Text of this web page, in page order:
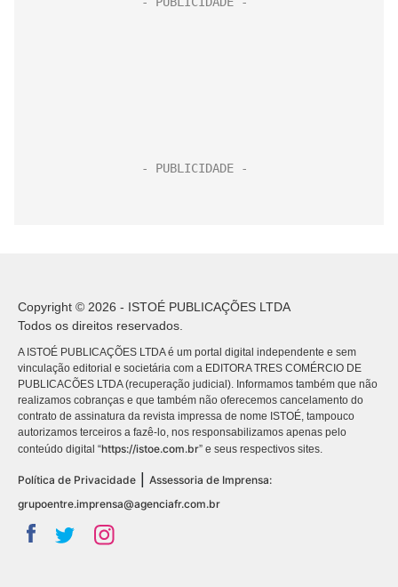
Copyright © 2026 - ISTOÉ PUBLICAÇÕES LTDA
Todos os direitos reservados.
A ISTOÉ PUBLICAÇÕES LTDA é um portal digital independente e sem
vinculação editorial e societária com a EDITORA TRES COMÉRCIO DE
PUBLICACÕES LTDA (recuperação judicial). Informamos também que não
realizamos cobranças e que também não oferecemos cancelamento do
contrato de assinatura da revista impressa de nome ISTOÉ, tampouco
autorizamos terceiros a fazê-lo, nos responsabilizamos apenas pelo
conteúdo digital “https://istoe.com.br” e seus respectivos sites.
Política de Privacidade
Assessoria de Imprensa:
grupoentre.imprensa@agenciafr.com.br